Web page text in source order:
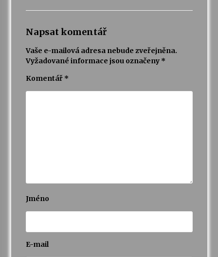
Napsat komentář
Vaše e-mailová adresa nebude zveřejněna.
Vyžadované informace jsou označeny *
Komentář *
Jméno
E-mail